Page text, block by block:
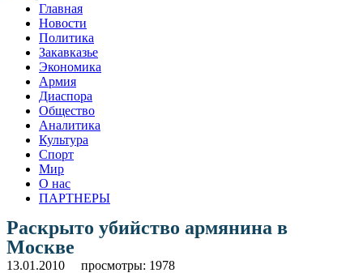
Главная
Новости
Политика
Закавказье
Экономика
Армия
Диаспора
Общество
Аналитика
Культура
Спорт
Мир
О нас
ПАРТНЕРЫ
Раскрыто убийство армянина в
Москве
13.01.2010 просмотры: 1978